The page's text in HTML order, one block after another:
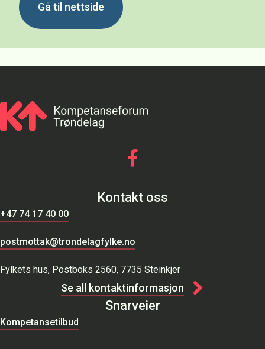
Gå til nettside
Gå til vår Facebook
Kontakt oss
+47 74 17 40 00
postmottak@trondelagfylke.no
Fylkets hus, Postboks 2560, 7735 Steinkjer
Se all kontaktinformasjon
Snarveier
Kompetansetilbud